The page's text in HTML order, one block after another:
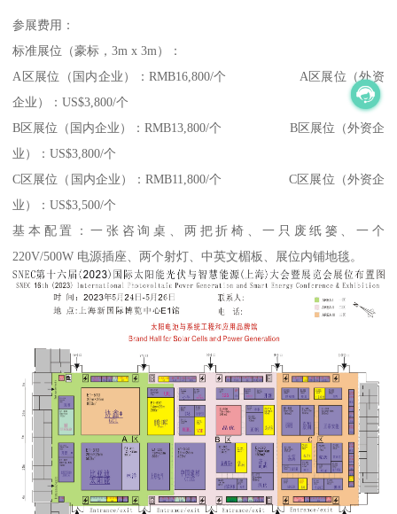
参展费用：
标准展位（豪标，3m x 3m）：
A区展位（国内企业）：RMB16,800/个 A区展位（外资
企业）：US$3,800/个
B区展位（国内企业）：RMB13,800/个 B区展位（外资企
业）：US$3,800/个
C区展位（国内企业）：RMB11,800/个 C区展位（外资企
业）：US$3,500/个
基本配置：一张咨询桌、两把折椅、一只废纸篓、一个
220V/500W 电源插座、两个射灯、中英文楣板、展位内铺地毯。